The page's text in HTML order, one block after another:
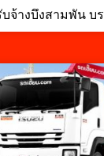
บจ้างบึงสามพัน บร